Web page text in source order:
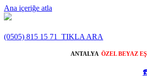
Ana içeriğe atla
(0505) 815 15 71 TIKLA ARA
ANTALYA ÖZEL BEYAZ